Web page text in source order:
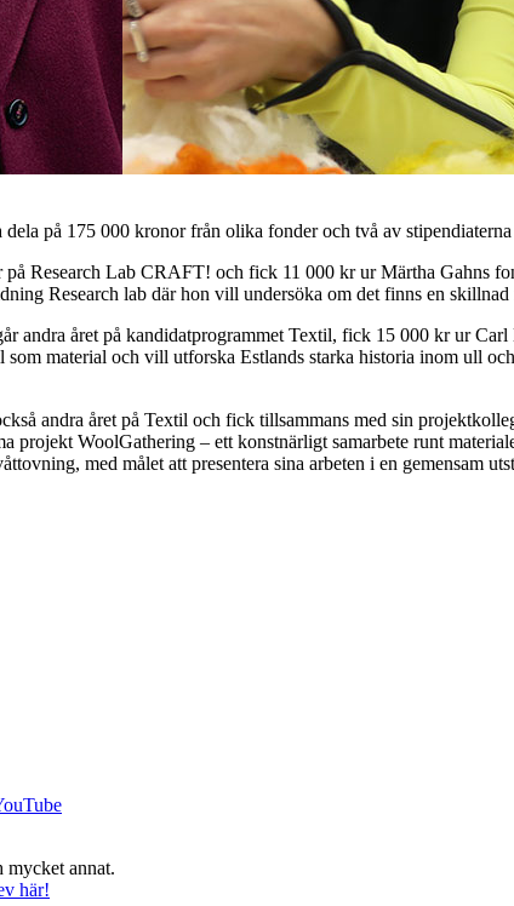
på 175 000 kronor från olika fonder och två av
Research Lab CRAFT! och fick 11 000 kr ur Märtha Gahns
Research lab där hon vill undersöka om det finns en
andra året på kandidatprogrammet Textil, fick 15 000 kr ur
som material och vill utforska Estlands starka historia inom ull
andra året på Textil och fick tillsammans med sin
projekt WoolGathering – ett konstnärligt samarbete runt
med målet att presentera sina arbeten i en gemensam
mycket annat.
här!